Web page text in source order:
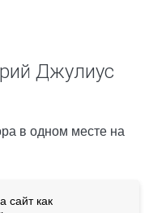
Джулиус
в одном месте на
сайт как